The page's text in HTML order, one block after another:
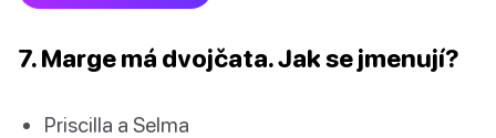
7. Marge má dvojčata. Jak se jmenují?
Priscilla a Selma